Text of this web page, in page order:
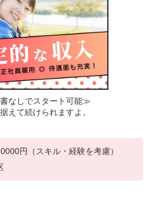
なしでスタート可能≫
えて続けられますよ。
円（スキル・経験を考慮）